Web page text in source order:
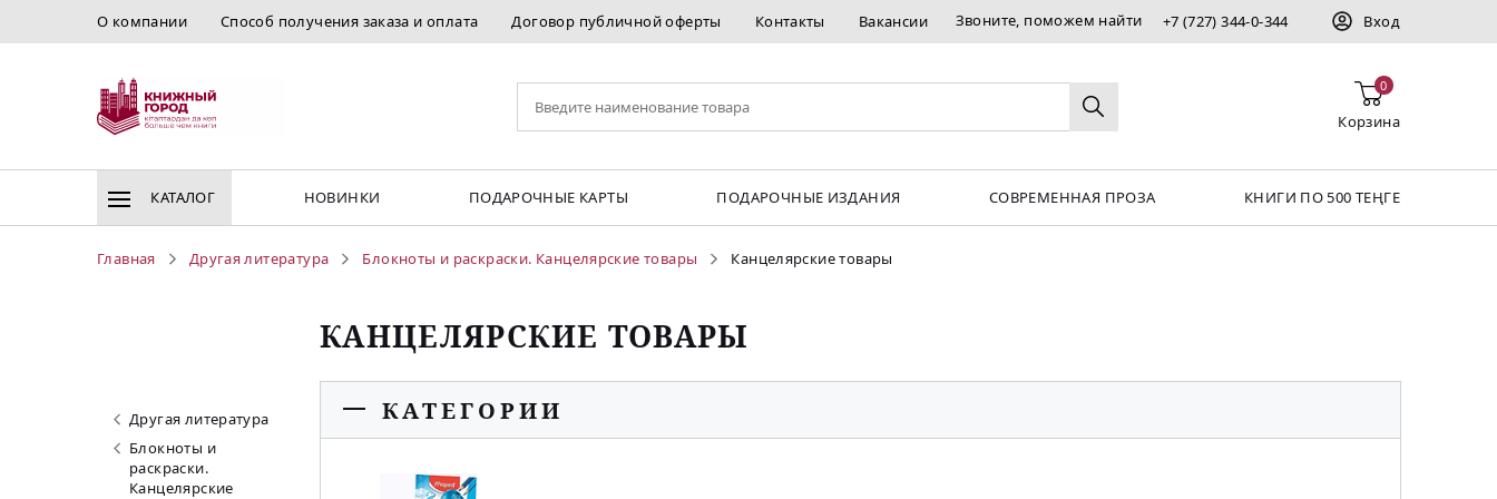
О компании Способ получения заказа и оплата Договор публичной оферты Контакты Вакансии Звоните, поможем найти +7 (727) 344-0-344 Вход
0
Корзина
КАТАЛОГ НОВИНКИ ПОДАРОЧНЫЕ КАРТЫ ПОДАРОЧНЫЕ ИЗДАНИЯ СОВРЕМЕННАЯ ПРОЗА КНИГИ ПО 500 ТЕҢГЕ
Главная Другая литература Блокноты и раскраски. Канцелярские товары Канцелярские товары
КАНЦЕЛЯРСКИЕ ТОВАРЫ
Другая литература
Блокноты и
раскраски.
Канцелярские
КАТЕГОРИИ